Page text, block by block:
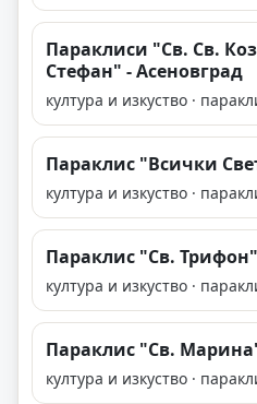
Параклиси "Св. Св.
Стефан" - Асеновград
култура и изкуство ·
Параклис "Всички
култура и изкуство ·
Параклис "Св.
култура и изкуство ·
Параклис "Св.
култура и изкуство ·